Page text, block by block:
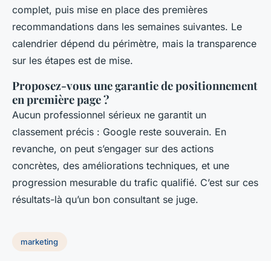
complet, puis mise en place des premières
recommandations dans les semaines suivantes. Le
calendrier dépend du périmètre, mais la transparence
sur les étapes est de mise.
Proposez-vous une garantie de positionnement
en première page ?
Aucun professionnel sérieux ne garantit un
classement précis : Google reste souverain. En
revanche, on peut s’engager sur des actions
concrètes, des améliorations techniques, et une
progression mesurable du trafic qualifié. C’est sur ces
résultats-là qu’un bon consultant se juge.
marketing